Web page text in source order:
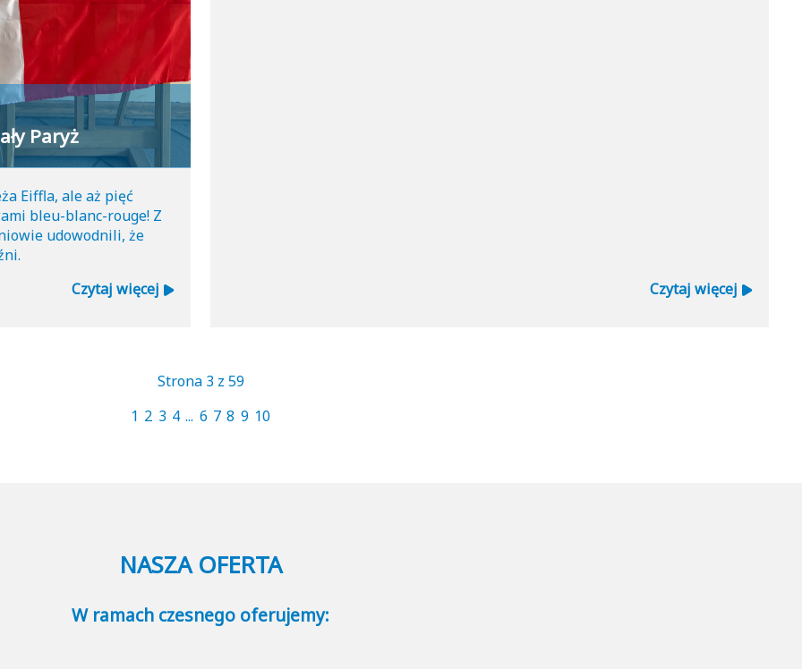
Paryż
Eiffla, ale aż pięć
bleu-blanc-rouge! Z
udowodnili, że
Czytaj więcej
Czytaj więcej
Strona 3 z 59
1 2 3 4 ... 6 7 8 9 10
NASZA OFERTA
W ramach czesnego oferujemy: